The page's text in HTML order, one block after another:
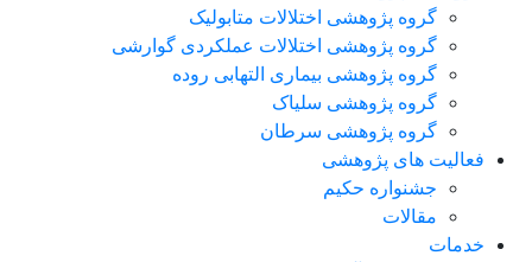
گروه پژوهشی اختلالات متابولیک
گروه پژوهشی اختلالات عملکردی گوارشی
گروه پژوهشی بیماری التهابی روده
گروه پژوهشی سلیاک
گروه پژوهشی سرطان
فعالیت های پژوهشی
جشنواره حکیم
مقالات
خدمات